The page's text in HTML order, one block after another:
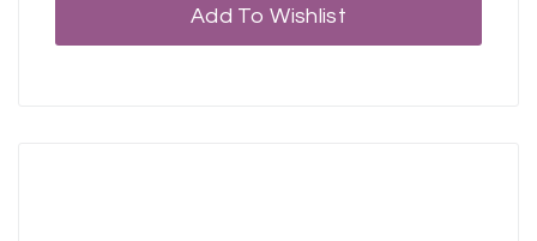
Add To Wishlist